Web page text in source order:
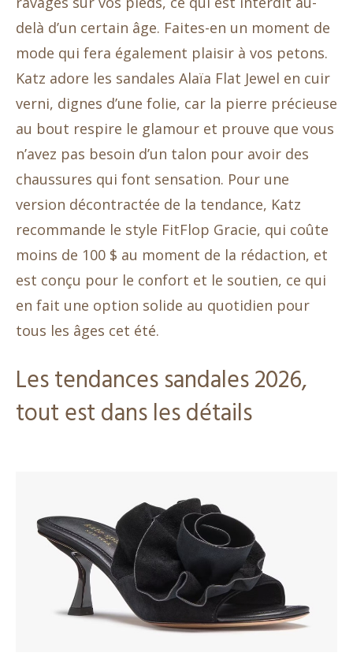
delà d’un certain âge. Faites-en un moment de
mode qui fera également plaisir à vos petons.
Katz adore les sandales Alaïa Flat Jewel en cuir
verni, dignes d’une folie, car la pierre précieuse
au bout respire le glamour et prouve que vous
n’avez pas besoin d’un talon pour avoir des
chaussures qui font sensation. Pour une
version décontractée de la tendance, Katz
recommande le style FitFlop Gracie, qui coûte
moins de 100 $ au moment de la rédaction, et
est conçu pour le confort et le soutien, ce qui
en fait une option solide au quotidien pour
tous les âges cet été.
Les tendances sandales 2026,
tout est dans les détails